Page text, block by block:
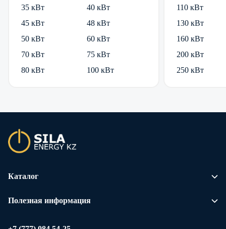
35 кВт
40 кВт
45 кВт
48 кВт
50 кВт
60 кВт
70 кВт
75 кВт
80 кВт
100 кВт
110 кВт
130 кВт
160 кВт
200 кВт
250 кВт
Каталог
Полезная информация